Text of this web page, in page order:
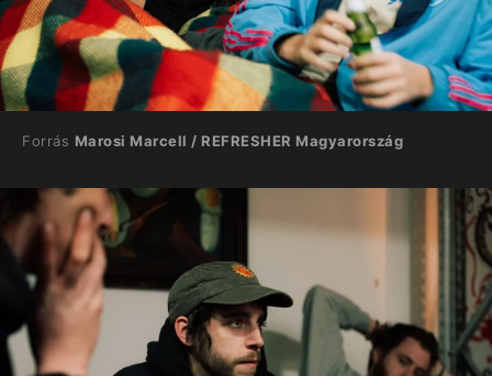
Forrás Marosi Marcell / REFRESHER Magyarország